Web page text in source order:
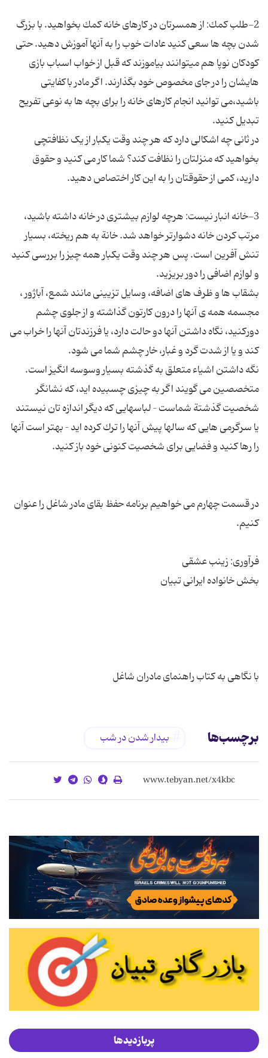
2-طلب كمك: از همسرتان در كارهای خانه كمك بخواهید. با بزرگ
شدن بچه ها سعی كنید عادات خوب را به آنها آموزش دهید. حتی
كودكان نوپا هم میتوانند بیاموزند كه قبل از خواب اسباب بازی
هایشان را در جای مخصوص خود بگذارند. اگر مادر باكفایتی
باشید،می توانید انجام كارهای خانه را برای بچه ها به نوعی تفریح
در ثانی چه اشکالی دارد که هر چند وقت یکبار از یک نظافتچی
بخواهید که منزلتان را نظافت کند؟ شما کار می کنید و حقوق
3-خانه انبار نیست: هرچه لوازم بیشتری در خانه داشته باشید،
مرتب كردن خانه دشوارتر خواهد شد. خانة به هم ریخته، بسیار
تنش آفرین است. پس هر چند وقت یكبار همه چیز را بررسی كنید
بشقاب ها و ظرف های اضافه، وسایل تزیینی مانند شمع، آباژور ،
مجسمه همه ی آنها را درون کارتون گذاشته و از جلوی چشم
دورکنید، نگاه داشتن آنها دو حالت دارد، یا فرزندتان آنها را خراب می
نگه داشتن اشیاء متعلق به گذشته بسیار وسوسه انگیز است.
متخصصین می گویند اگر به چیزی چسبیده اید، كه نشانگر
شخصیت گذشتة شماست – لباسهایی كه دیگر اندازه تان نیستند
یا سرگرمی هایی كه سالها پیش آنها را ترك كرده اید – بهتر است آنها
در قسمت چهارم می خواهیم برنامه حفظ بقاى مادر شاغل را عنوان
با نگاهی به کتاب راهنمای مادران شاغل
برچسب‌ها بیدار شدن در شب
پربازدیدها